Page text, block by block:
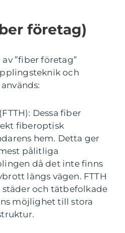
företag)
”fiber företag”
och
Dessa fiber
fiberoptisk
hem. Detta ger
pålitliga
då det inte finns
längs vägen. FTTH
och tätbefolkade
möjlighet till stora